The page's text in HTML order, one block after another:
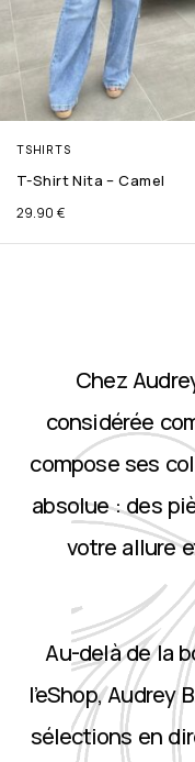
TSHIRTS
T-Shirt Nita – Camel
29.90 €
Chez
considérée
compose ses
absolue : des
votre allure
Au-delà de la
l’eShop, Audrey
sélections en